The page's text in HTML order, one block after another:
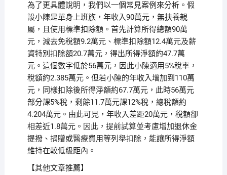
為了更具體說明，我們以一個常見案例來分析。假
設小陳是單身上班族，年收入90萬元，無扶養親
屬，且使用標準扣除額。首先計算所得總額90萬
元，減去免稅額9.2萬元、標準扣除額12.4萬元及薪
資特別扣除額20.7萬元，得出所得淨額約47.7萬
元。這個數字低於56萬元，因此小陳適用5%稅率，
稅額約2.385萬元。但若小陳的年收入增加到110萬
元，同樣扣除後所得淨額約67.7萬元，此時56萬元
部分課5%稅，剩餘11.7萬元課12%稅，總稅額約
4.204萬元。由此可見，年收入差距20萬元，稅額卻
相差近1.8萬元。因此，提前試算並考慮增加退休金
提撥、捐贈或醫療費用等列舉扣除，能讓所得淨額
維持在較低級距內。
【其他文章推薦】